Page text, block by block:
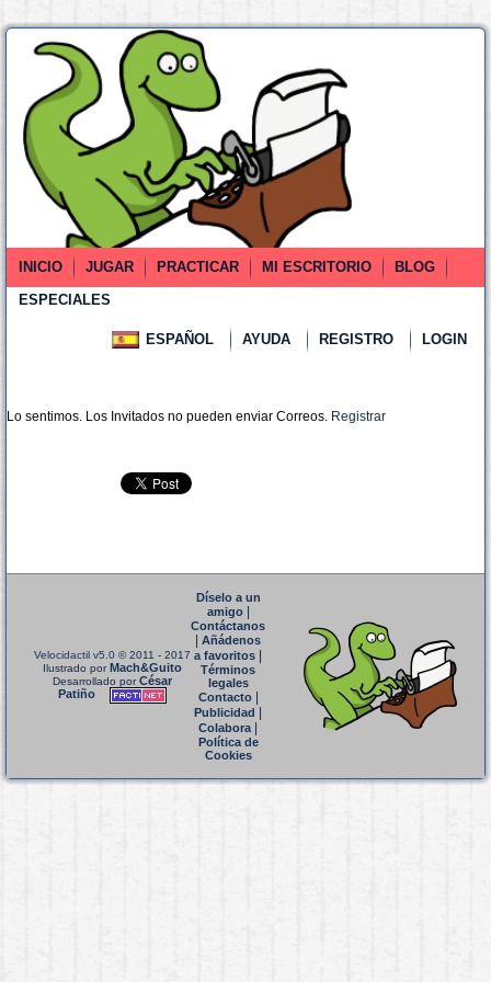
INICIO JUGAR PRACTICAR MI ESCRITORIO
BLOG
ESPECIALES
ESPAÑOL AYUDA REGISTRO LOGIN
Lo sentimos. Los Invitados no pueden enviar Correos. Registrar
Velocidactil v5.0 © 2011 - 2017
Ilustrado porMach&Guito
Desarrollado porCésar
Patiño
Díselo a un
amigo|
Contáctanos
Añádenos
a favoritos
Términos
legales
Contacto|
Publicidad
Colabora|
Política de
Cookies